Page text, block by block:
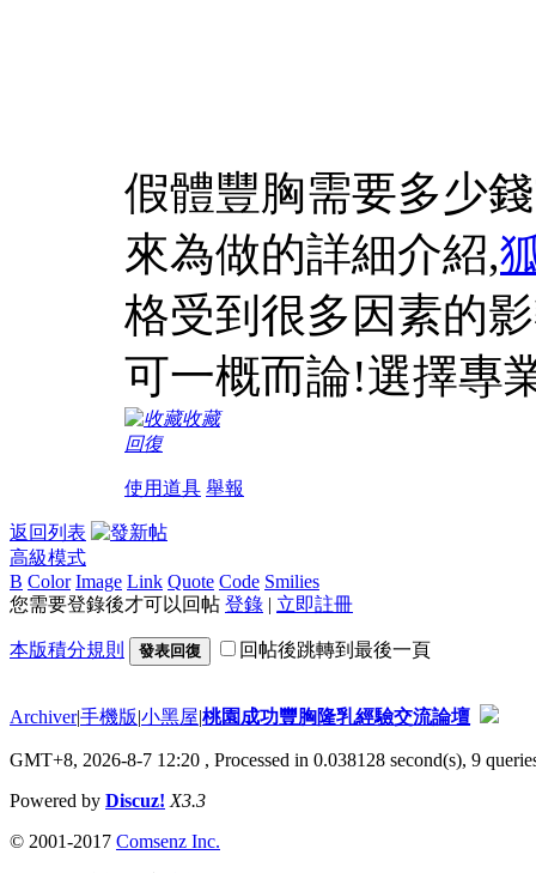
假體豐胸需要多少
來為做的詳細介紹,
格受到很多因素的
可一概而論!選擇專
收藏
回復
使用道具 舉報
返回列表
高級模式
B Color Image Link Quote Code Smilies
您需要登錄後才可以回帖 登錄 | 立即註冊
本版積分規則 發表回復 回帖後跳轉到最後一頁
Archiver|手機版|小黑屋|桃園成功豐胸隆乳經驗交流論壇
GMT+8, 2026-8-7 12:20 , Processed in 0.038128 second(s), 9
Powered by Discuz! X3.3
© 2001-2017 Comsenz Inc.